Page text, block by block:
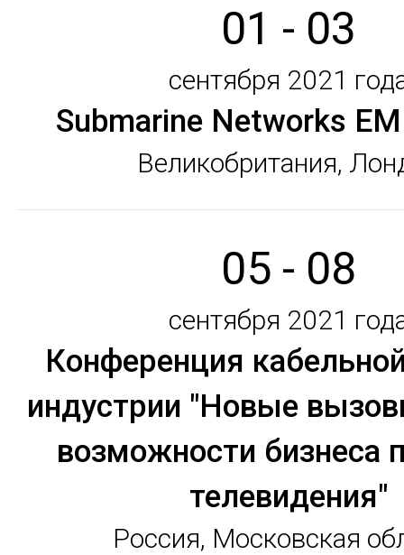
01 - 03
сентября 2021
Submarine Networks
Великобритания,
05 - 08
сентября 2021
Конференция
индустрии "Новые
возможности бизнеса
телевидения"
Россия, Московская